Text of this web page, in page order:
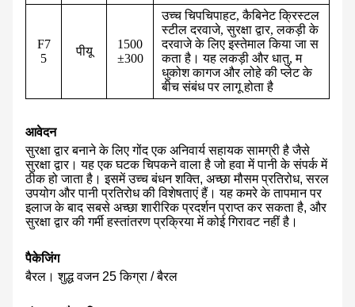
F7
5
पीयू
1500
±300
उच्च चिपचिपाहट, कैबिनेट क्रिस्टल
स्टील दरवाजे, सुरक्षा द्वार, लकड़ी के
दरवाजे के लिए इस्तेमाल किया जा स
कता है। यह लकड़ी और धातु, म
धुकोश कागज और लोहे की प्लेट के
बीच संबंध पर लागू होता है
आवेदन
सुरक्षा द्वार बनाने के लिए गोंद एक अनिवार्य सहायक सामग्री है जैसे
सुरक्षा द्वार। यह एक घटक चिपकने वाला है जो हवा में पानी के संपर्क में
ठीक हो जाता है। इसमें उच्च बंधन शक्ति, अच्छा मौसम प्रतिरोध, सरल
उपयोग और पानी प्रतिरोध की विशेषताएं हैं। यह कमरे के तापमान पर
इलाज के बाद सबसे अच्छा शारीरिक प्रदर्शन प्राप्त कर सकता है, और
सुरक्षा द्वार की गर्मी हस्तांतरण प्रक्रिया में कोई गिरावट नहीं है।
पैकेजिंग
बैरल। शुद्ध वजन 25 किग्रा / बैरल